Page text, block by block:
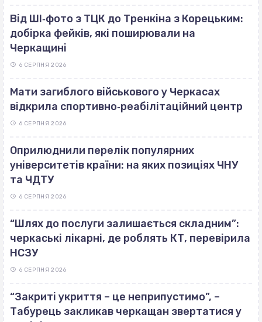
Від ШІ‐фото з ТЦК до Тренкіна з Корецьким:
добірка фейків, які поширювали на
Черкащині
6 СЕРПНЯ 2026
Мати загиблого військового у Черкасах
відкрила спортивно‐реабілітаційний центр
6 СЕРПНЯ 2026
Оприлюднили перелік популярних
університетів країни: на яких позиціях ЧНУ
та ЧДТУ
6 СЕРПНЯ 2026
“Шлях до послуги залишається складним”:
черкаські лікарні, де роблять КТ, перевірила
НСЗУ
6 СЕРПНЯ 2026
“Закриті укриття – це неприпустимо”, –
Табурець закликав черкащан звертатися у